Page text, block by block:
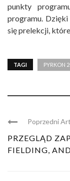
punkty
programu.
się prelekcji,
TAGI PYRKON
Poprzedni
PRZEGLĄD
FIELDING,